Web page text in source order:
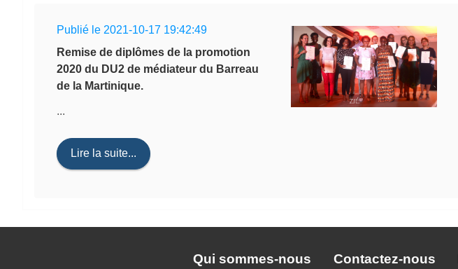
Publié le 2021-10-17 19:42:49
Remise de diplômes de la promotion
2020 du DU2 de médiateur du Barreau
de la Martinique.
...
Lire la suite...
Qui sommes-nous Contactez-nous